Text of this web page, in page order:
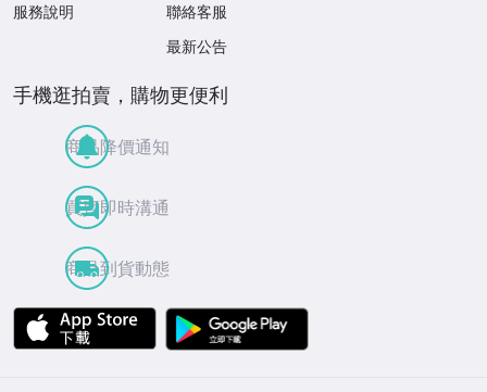
服務說明
聯絡客服
最新公告
手機逛拍賣，購物更便利
商品降價通知
買賣即時溝通
商品到貨動態
APP Store